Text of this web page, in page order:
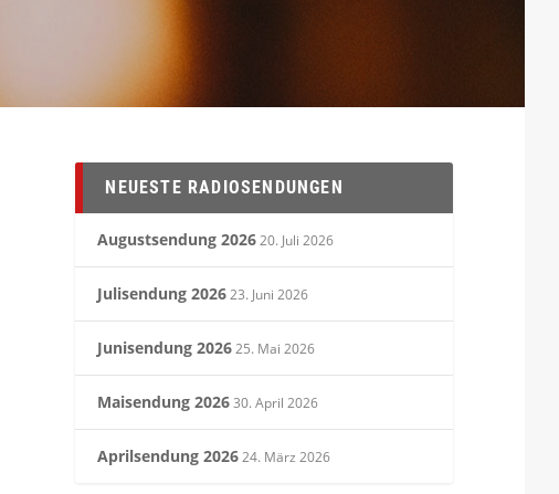
NEUESTE RADIOSENDUNGEN
Augustsendung 2026 20. Juli 2026
Julisendung 2026 23. Juni 2026
Junisendung 2026 25. Mai 2026
Maisendung 2026 30. April 2026
Aprilsendung 2026 24. März 2026